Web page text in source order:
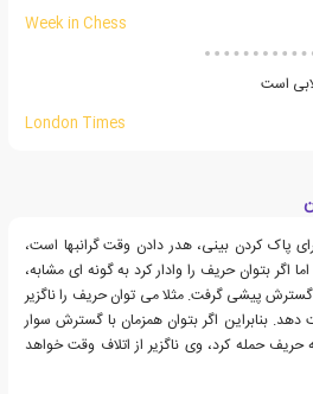
Week in Chess
است
London Times
پاک کردن بینی، هدر دادن وقت گرانبها است،
اگر بتوان حریف را وادار کرد به گونه ای مشابه،
پیشی گرفت. مثلا می توان حریف را ناگزیر
بنابراین اگر بتوان همزمان با گسترش سوار
حمله کرد، وی ناگزیر از اتلاف وقت خواهد